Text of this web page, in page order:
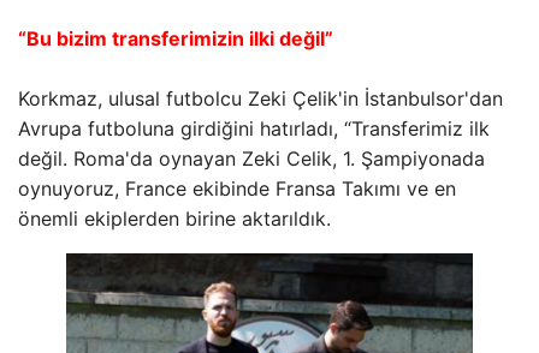
“Bu bizim transferimizin ilki değil”
Korkmaz, ulusal futbolcu Zeki Çelik'in İstanbulsor'dan
Avrupa futboluna girdiğini hatırladı, “Transferimiz ilk
değil. Roma'da oynayan Zeki Celik, 1. Şampiyonada
oynuyoruz, France ekibinde Fransa Takımı ve en
önemli ekiplerden birine aktarıldık.